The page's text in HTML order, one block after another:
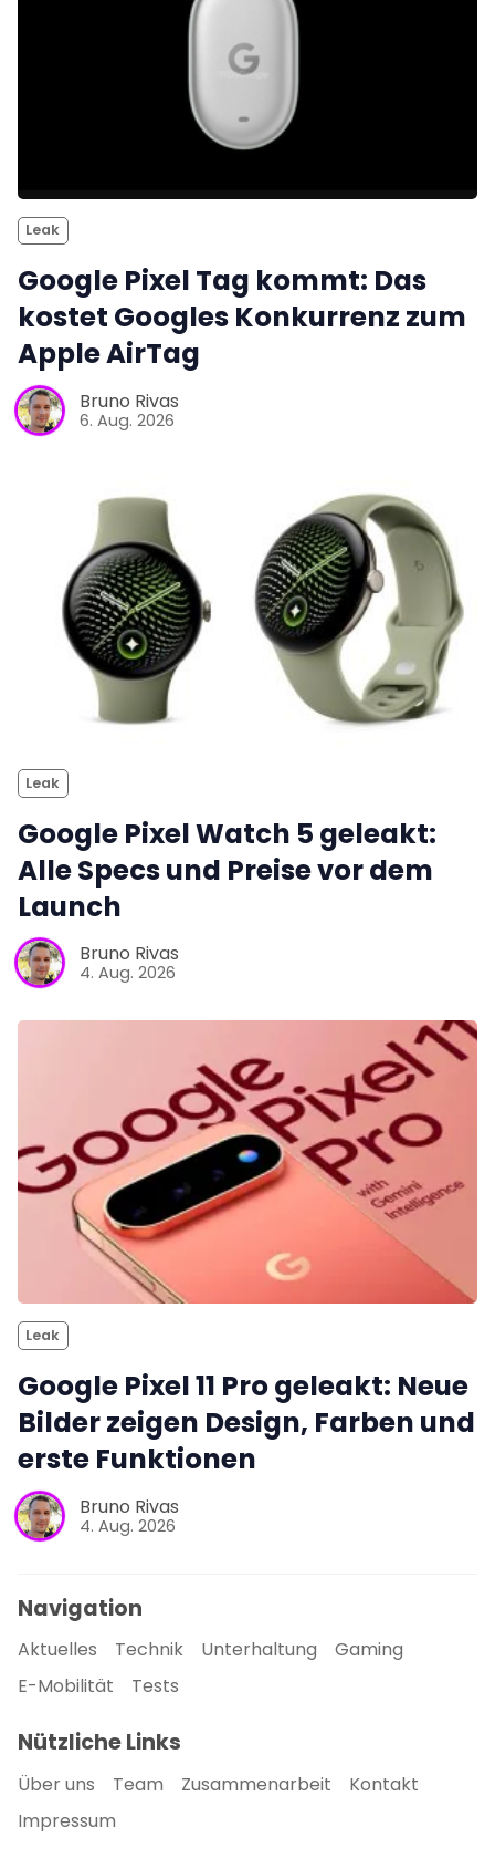
Leak
Google Pixel Tag kommt: Das
kostet Googles Konkurrenz zum
Apple AirTag
Bruno Rivas
6. Aug. 2026
Leak
Google Pixel Watch 5 geleakt:
Alle Specs und Preise vor dem
Launch
Bruno Rivas
4. Aug. 2026
Leak
Google Pixel 11 Pro geleakt: Neue
Bilder zeigen Design, Farben und
erste Funktionen
Bruno Rivas
4. Aug. 2026
Navigation
Aktuelles Technik Unterhaltung
Gaming
E-Mobilität
Tests
Nützliche Links
Über uns Team Zusammenarbeit
Kontakt
Impressum